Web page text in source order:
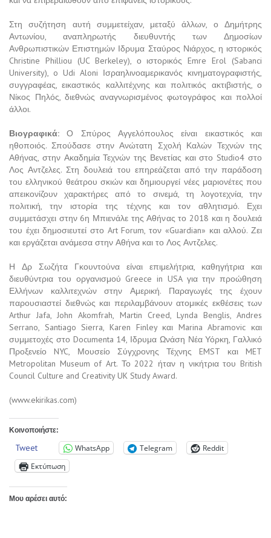
Στη συζήτηση αυτή συμμετείχαν, μεταξύ άλλων, ο Δημήτρης
Αντωνίου, αναπληρωτής διευθυντής των Δημοσίων
Ανθρωπιστικών Επιστημών Ιδρυμα Σταύρος Νιάρχος, η ιστορικός
Christine Philliou (UC Berkeley), ο ιστορικός Emre Erol (Sabanci
University), o Udi Aloni Ισραηλινοαμερικανός κινηματογραφιστής,
συγγραφέας, εικαστικός καλλιτέχνης και πολιτικός ακτιβιστής, ο
Νίκος Πηλός, διεθνώς αναγνωρισμένος φωτογράφος και πολλοί
άλλοι.
Βιογραφικά: Ο Σπύρος Αγγελόπουλος είναι εικαστικός και
ηθοποιός. Σπούδασε στην Ανώτατη Σχολή Καλών Τεχνών της
Αθήνας, στην Ακαδημία Τεχνών της Βενετίας και στο Studio4 στο
Λος Αντζελες. Στη δουλειά του επηρεάζεται από την παράδοση
του ελληνικού θεάτρου σκιών και δημιουργεί νέες μαριονέτες που
απεικονίζουν χαρακτήρες από το σινεμά, τη λογοτεχνία, την
πολιτική, την ιστορία της τέχνης και τον αθλητισμό. Εχει
συμμετάσχει στην 6η Μπιενάλε της Αθήνας το 2018 και η δουλειά
του έχει δημοσιευτεί στο Art Forum, τον «Guardian» και αλλού. Ζει
και εργάζεται ανάμεσα στην Αθήνα και το Λος Αντζελες.
Η Δρ Σωζήτα Γκουντούνα είναι επιμελήτρια, καθηγήτρια και
διευθύντρια του οργανισμού Greece in USA για την προώθηση
Ελλήνων καλλιτεχνών στην Αμερική. Παραγωγές της έχουν
παρουσιαστεί διεθνώς και περιλαμβάνουν ατομικές εκθέσεις των
Arthur Jafa, John Akomfrah, Martin Creed, Lynda Benglis, Andres
Serrano, Santiago Sierra, Karen Finley και Marina Abramovic και
συμμετοχές στο Documenta 14, Ιδρυμα Ωνάση Νέα Υόρκη, Γαλλικό
Προξενείο NYC, Μουσείο Σύγχρονης Τέχνης EMST και MET
Metropolitan Museum of Art. Το 2022 ήταν η νικήτρια του British
Council Culture and Creativity UK Study Award.
(www.ekirikas.com)
Κοινοποιήστε:
Tweet WhatsApp Telegram
Reddit
Εκτύπωση
Μου αρέσει αυτό: